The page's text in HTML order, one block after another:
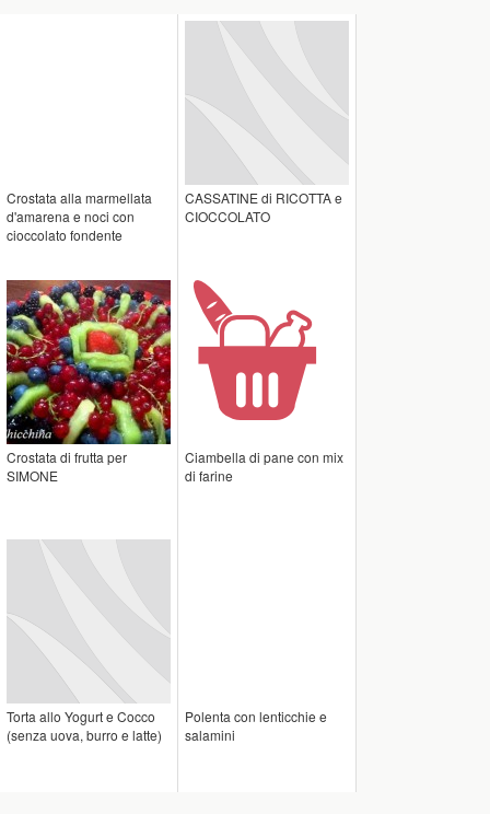
Crostata alla marmellata
d'amarena e noci con
cioccolato fondente
CASSATINE di RICOTTA e
CIOCCOLATO
Crostata di frutta per
SIMONE
Ciambella di pane con mix
di farine
Torta allo Yogurt e Cocco
(senza uova, burro e latte)
Polenta con lenticchie e
salamini